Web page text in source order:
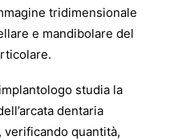
tridimensionale
e mandibolare del
studia la
dentaria
verificando quantità,